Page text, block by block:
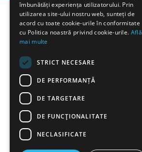
îmbunătăți experiența utilizatorului. Prin
utilizarea site-ului nostru web, sunteți de
acord cu toate cookie-urile în conformitate
cu Politica noastră privind cookie-urile. Află
mai multe
STRICT NECESARE
DE PERFORMANȚĂ
DE TARGETARE
DE FUNCŢIONALITATE
NECLASIFICATE